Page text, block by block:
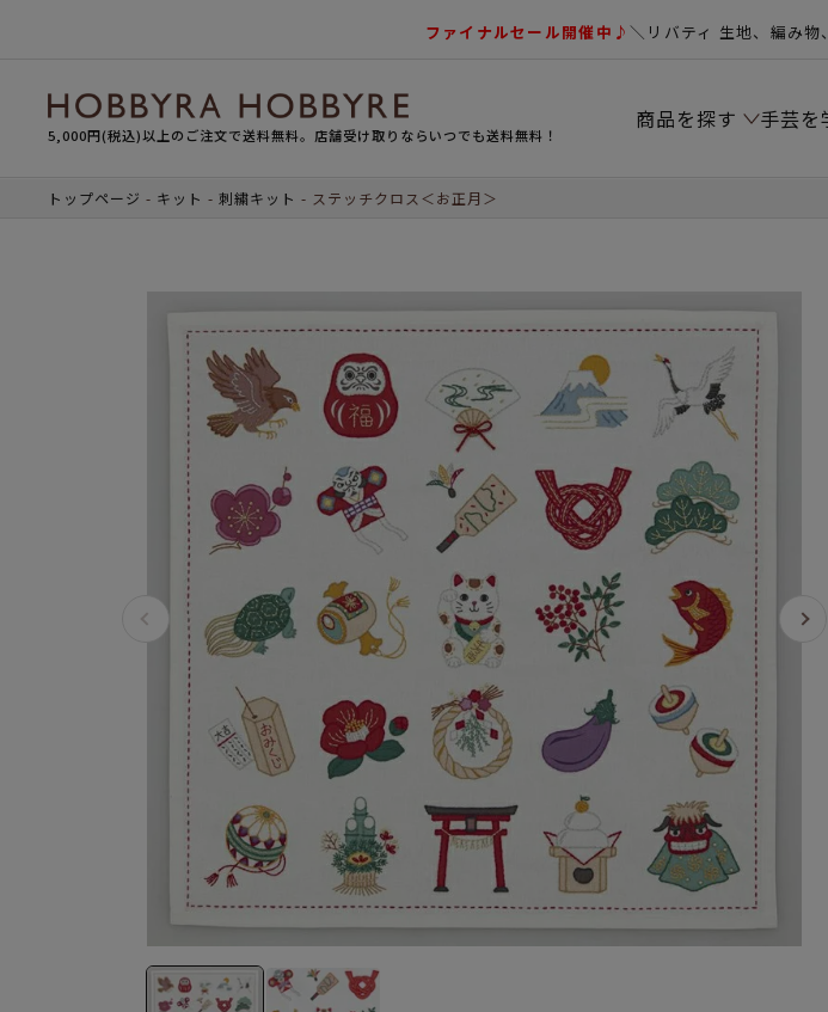
ファイナルセール開催中♪＼リバティ 生地、編み物
5,000円(税込)以上のご注文で送料無料。店舗受け取りならいつでも送料無料！
商品を探す 手芸を
トップページ キット 刺繍キット ステッチクロス＜お正月＞